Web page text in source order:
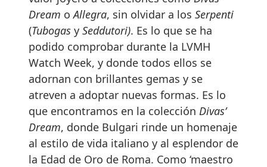
Dream oAllegra, sin olvidar a los Serpenti
(Tubogas y Seddutori). Es lo que se ha
podido comprobar durante la LVMH
Watch Week, y donde todos ellos se
adornan con brillantes gemas y se
atreven a adoptar nuevas formas. Es lo
que encontramos en la colección Divas’
Dream, donde Bulgari rinde un homenaje
al estilo de vida italiano y al esplendor de
la Edad de Oro de Roma. Como ‘maestro